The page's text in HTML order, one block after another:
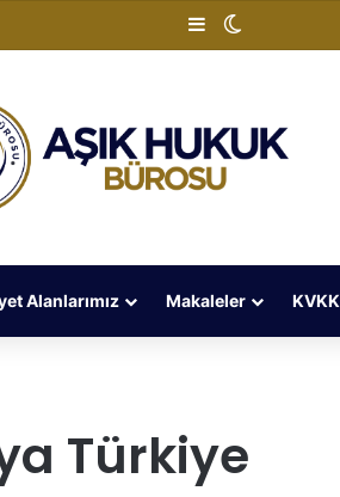
Kenar Bölmesi
Alanlarımız Makaleler KVKK
Türkiye